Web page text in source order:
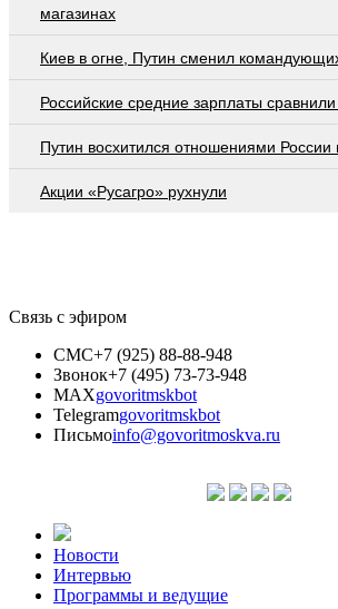
магазинах
Киев в огне, Путин сменил
Российские средние зарплаты
Путин восхитился отношениями России
Акции «Русагро» рухнули
Связь с эфиром
СМС+7 (925) 88-88-948
Звонок+7 (495) 73-73-948
MAXgovoritmskbot
Telegramgovoritmskbot
Письмоinfo@govoritmoskva.ru
Новости
Интервью
Программы и ведущие